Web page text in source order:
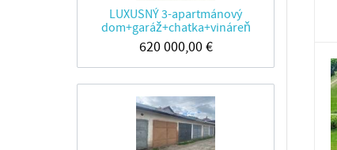
LUXUSNÝ 3-apartmánový
dom+garáž+chatka+vináreň
620 000,00€